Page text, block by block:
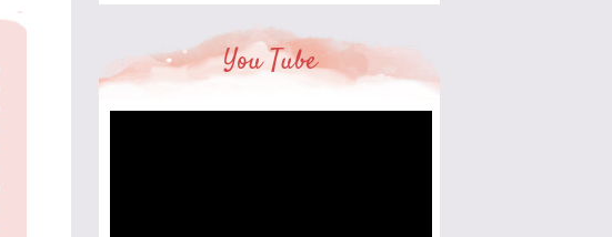
You Tube